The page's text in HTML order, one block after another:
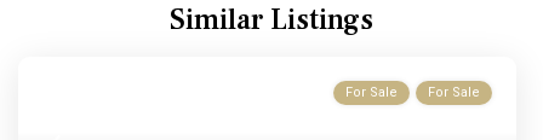
Similar Listings
For Sale For Sale